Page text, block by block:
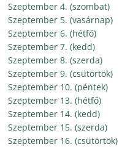
Szeptember 4. (szombat)
Szeptember 5. (vasárnap)
Szeptember 6. (hétfő)
Szeptember 7. (kedd)
Szeptember 8. (szerda)
Szeptember 9. (csütörtök)
Szeptember 10. (péntek)
Szeptember 13. (hétfő)
Szeptember 14. (kedd)
Szeptember 15. (szerda)
Szeptember 16. (csütörtök)